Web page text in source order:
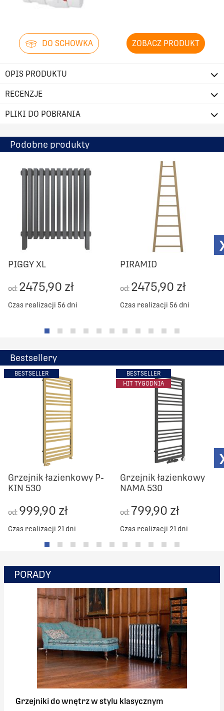
DO SCHOWKA ZOBACZ PRODUKT
OPIS PRODUKTU
RECENZJE
PLIKI DO POBRANIA
Podobne produkty
PIGGY XL
od: 2475,90 zł
Czas realizacji 56 dni
PIRAMID
od: 2475,90 zł
Czas realizacji 56 dni
Bestsellery
BESTSELLER
Grzejnik łazienkowy P-
KIN 530
od: 999,90 zł
Czas realizacji 21 dni
BESTSELLER
HIT TYGODNIA
Grzejnik łazienkowy
NAMA 530
od:799,90 zł
Czas realizacji 21 dni
PORADY
Grzejniki do wnętrz w stylu klasycznym